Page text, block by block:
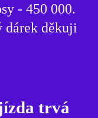
- 450 000.
dárek děkuji
trvá